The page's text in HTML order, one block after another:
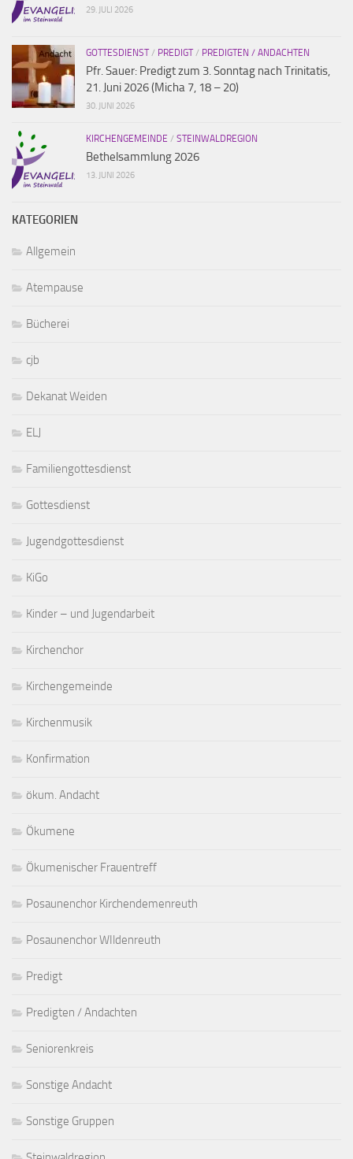
29. JULI 2026
GOTTESDIENST/ PREDIGT/ PREDIGTEN / ANDACHTEN
Pfr. Sauer: Predigt zum 3. Sonntag nach Trinitatis,
21. Juni 2026 (Micha 7, 18 – 20)
30. JUNI 2026
KIRCHENGEMEINDE / STEINWALDREGION
Bethelsammlung 2026
13. JUNI 2026
KATEGORIEN
Allgemein
Atempause
Bücherei
cjb
Dekanat Weiden
ELJ
Familiengottesdienst
Gottesdienst
Jugendgottesdienst
KiGo
Kinder – und Jugendarbeit
Kirchenchor
Kirchengemeinde
Kirchenmusik
Konfirmation
ökum. Andacht
Ökumene
Ökumenischer Frauentreff
Posaunenchor Kirchendemenreuth
Posaunenchor WIldenreuth
Predigt
Predigten / Andachten
Seniorenkreis
Sonstige Andacht
Sonstige Gruppen